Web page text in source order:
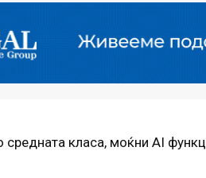
класа, моќни AI